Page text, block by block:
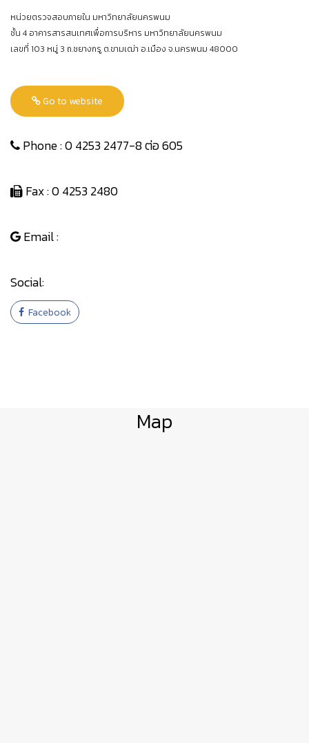
หน่วยตรวจสอบภายใน มหาวิทยาลัยนครพนม
ชั้น 4 อาคารสารสนเทศเพื่อการบริหาร มหาวิทยาลัยนครพนม
เลขที่ 103 หมู่ 3 ถ.ชยางกรู ต.ขามเฒ่า อ.เมือง จ.นครพนม 48000
Go to website
Phone : 0 4253 2477-8 ต่อ 605
Fax : 0 4253 2480
Email :
Social:
Facebook
Map